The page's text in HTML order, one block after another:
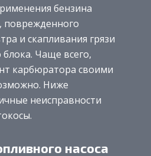
бензина
поврежденного
и скапливания грязи
Чаще всего,
карбюратора своими
Ниже
неисправности
насоса